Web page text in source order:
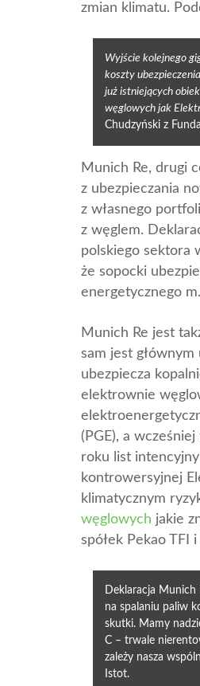
zmian klimatu.
Wyjście kolejnego
koszty
już istniejących
węglowych jak
Chudzyński z
Munich Re, drugi
z ubezpieczania
z własnego
z węglem.
polskiego sektora
że sopocki
energetycznego
Munich Re jest
sam jest
ubezpiecza
elektrownie
(PGE), a
roku list
kontrowersyjnej
klimatycznym
węglowych jakie
spółek Pekao TFI
Deklaracja
na spalaniu paliw
skutki. Mamy
C – trwale
zależy nasza
Istot.